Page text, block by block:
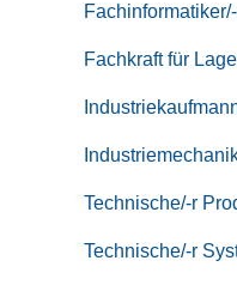
Fachkraft für
Technische/-r
Technische/-r